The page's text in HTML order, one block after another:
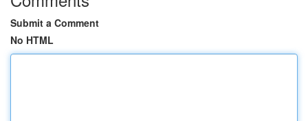
Submit a Comment
No HTML